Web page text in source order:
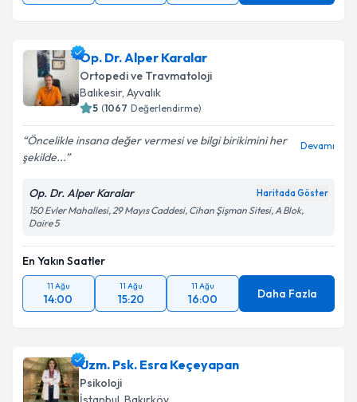
Op. Dr. Alper Karalar
Ortopedi ve Travmatoloji
Balıkesir, Ayvalık
5 (1067 Değerlendirme)
Öncelikle insana değer vermesi ve bilgi birikimini her
şekilde...
Devamı
Op. Dr. Alper Karalar Haritada Göster
150 Evler Mahallesi, 29 Mayıs Caddesi, Cihan Şişman Sitesi, A Blok,
Daire 5
En Yakın Saatler
11 Ağu
14:00
11 Ağu
15:20
11 Ağu
16:00 Daha Fazla
Uzm. Psk. Esra Keçeyapan
Psikoloji